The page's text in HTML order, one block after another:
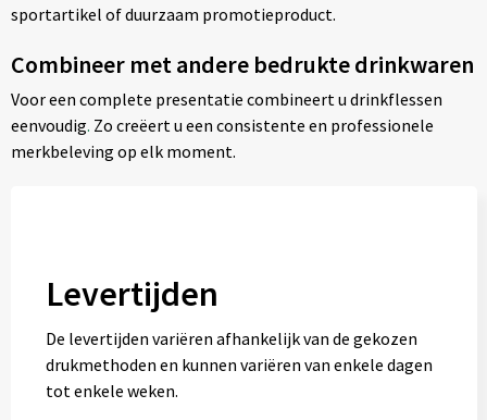
sportartikel of duurzaam promotieproduct.
Combineer met andere bedrukte drinkwaren
Voor een complete presentatie combineert u drinkflessen
eenvoudig. Zo creëert u een consistente en professionele
merkbeleving op elk moment.
Levertijden
De levertijden variëren afhankelijk van de gekozen
drukmethoden en kunnen variëren van enkele dagen
tot enkele weken.